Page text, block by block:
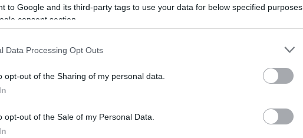
to Google and its third-party tags to use your data for below specified purposes
consent section.
Data Processing Opt Outs
opt-out of the Sharing of my personal data.
opt-out of the Sale of my Personal Data.
asszisztense arról panaszkodott a BBC-nek, hogy több
véleménye szerint ennek több oka is van.
módon népszerű a kertészkedés, ennek következtében az
tapasztalnak Európa-szerte, ami normális
világpiaci hiány van. Típustól függően készülhetnek